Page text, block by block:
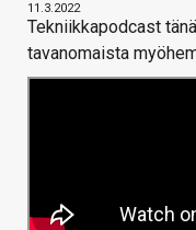
11.3.2022
Tekniikkapodcast
tavanomaista